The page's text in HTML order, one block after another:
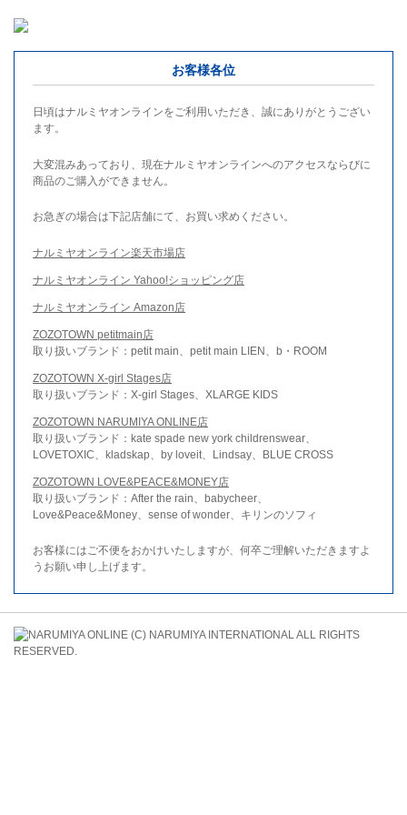
お客様各位
日頃はナルミヤオンラインをご利用いただき、誠にありがとうござい
ます。
大変混みあっており、現在ナルミヤオンラインへのアクセスならびに
商品のご購入ができません。
お急ぎの場合は下記店舗にて、お買い求めください。
ナルミヤオンライン楽天市場店
ナルミヤオンライン Yahoo!ショッピング店
ナルミヤオンライン Amazon店
ZOZOTOWN petitmain店
取り扱いブランド：petit main、petit main LIEN、b・ROOM
ZOZOTOWN X-girl Stages店
取り扱いブランド：X-girl Stages、XLARGE KIDS
ZOZOTOWN NARUMIYA ONLINE店
取り扱いブランド：kate spade new york childrenswear、
LOVETOXIC、kladskap、by loveit、Lindsay、BLUE CROSS
ZOZOTOWN LOVE&PEACE&MONEY店
取り扱いブランド：After the rain、babycheer、
Love&Peace&Money、sense of wonder、キリンのソフィ
お客様にはご不便をおかけいたしますが、何卒ご理解いただきますよ
うお願い申し上げます。